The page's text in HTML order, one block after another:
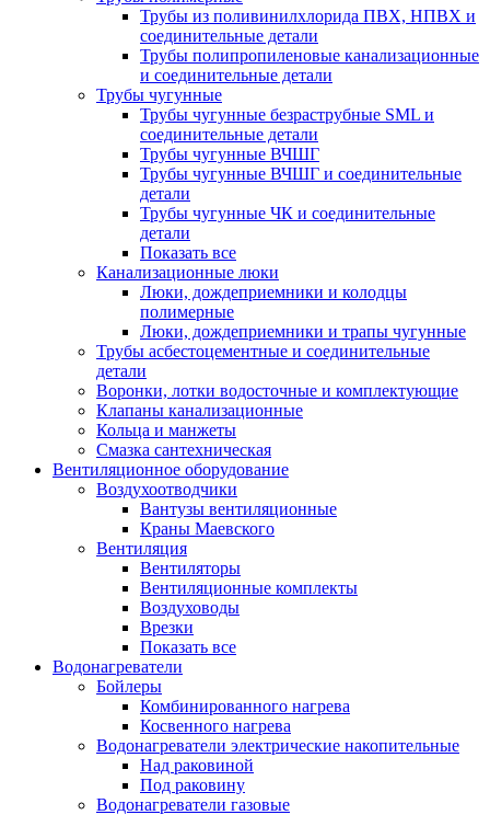
Трубы из поливинилхлорида ПВХ, НПВХ и
соединительные детали
Трубы полипропиленовые канализационные
и соединительные детали
Трубы чугунные
Трубы чугунные безраструбные SML и
соединительные детали
Трубы чугунные ВЧШГ
Трубы чугунные ВЧШГ и соединительные
детали
Трубы чугунные ЧК и соединительные
детали
Показать все
Канализационные люки
Люки, дождеприемники и колодцы
полимерные
Люки, дождеприемники и трапы чугунные
Трубы асбестоцементные и соединительные
детали
Воронки, лотки водосточные и комплектующие
Клапаны канализационные
Кольца и манжеты
Смазка сантехническая
Вентиляционное оборудование
Воздухоотводчики
Вантузы вентиляционные
Краны Маевского
Вентиляция
Вентиляторы
Вентиляционные комплекты
Воздуховоды
Врезки
Показать все
Водонагреватели
Бойлеры
Комбинированного нагрева
Косвенного нагрева
Водонагреватели электрические накопительные
Над раковиной
Под раковину
Водонагреватели газовые